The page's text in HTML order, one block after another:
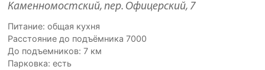
Каменномостский, пер. Офицерский, 7
Питание: общая кухня
Расстояние до подъёмника 7000
До подъемников: 7 км
Парковка: есть